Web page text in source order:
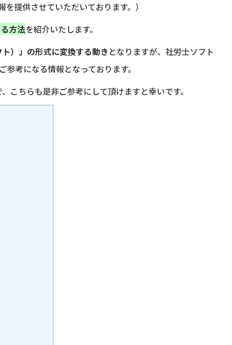
提供させていただいております。）
方法を紹介いたします。
ト）」の形式に変換する動き となりますが、社労士ソフト
考になる情報となっております。
こちらも是非ご参考にして頂けますと幸いです。